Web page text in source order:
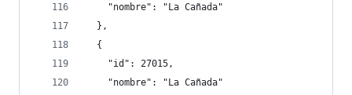
    "nombre": "La Cañada"
  },
  {
    "id": 27015,
    "nombre": "La Cañada"